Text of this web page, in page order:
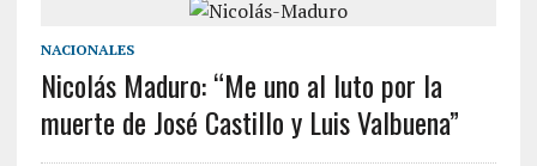
NACIONALES
Nicolás Maduro: “Me uno al luto por la
muerte de José Castillo y Luis Valbuena”